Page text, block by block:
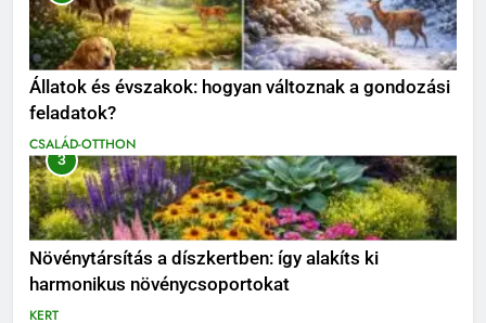
Állatok és évszakok: hogyan változnak a gondozási
feladatok?
CSALÁD-OTTHON
3
Növénytársítás a díszkertben: így alakíts ki
harmonikus növénycsoportokat
KERT